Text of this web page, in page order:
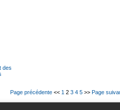
des
Page précédente << 1 2 3 4 5 >> Page